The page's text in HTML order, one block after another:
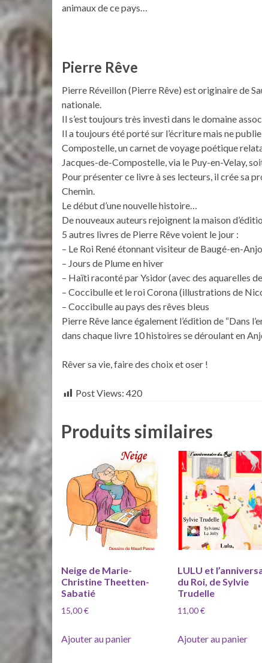
animaux de ce pays…
Pierre Rêve
Pierre Réveillon (Pierre Rêve) est originaire de
nationale.
Il s’est toujours très investi dans le domaine
Il a toujours été porté sur l’écriture mais ne
Compostelle, un carnet de voyage poétique
Jacques-de-Compostelle, via le Puy-en-Velay,
Pour présenter ce livre à ses lecteurs, il crée sa
Chemin.
Le début d’une nouvelle histoire…
De nouveaux auteurs rejoignent la maison
5 autres livres de Pierre Rêve voient le jour :
– Le Roi René étonnant visiteur de Baugé-en-
– Jours de Plume en hiver
– Haïti raconté par Ysidor (avec des aquarelles
– Coccibulle et le roi Corona (illustrations de
– Coccibulle au pays des rêves bleus
Pierre Rêve lance également l’édition de “Dans
dans chaque livre 10 histoires se déroulant en
Rêver sa vie, faire des choix et oser !
Post Views: 420
Produits similaires
Neige de Marie-
Christine Theetten-
Sabatié
15,00€
Ajouter au panier
LULU et
du Roi, de Sylvie
Trudelle
11,00€
Ajouter au panier